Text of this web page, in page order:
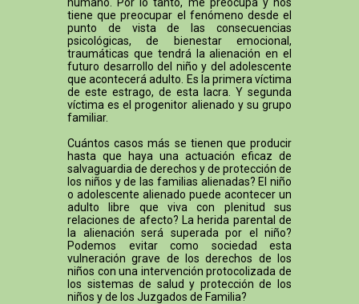
tiene que preocupar el fenómeno desde el
punto de vista de las consecuencias
psicológicas, de bienestar emocional,
traumáticas que tendrá la alienación en el
futuro desarrollo del niño y del adolescente
que acontecerá adulto. Es la primera víctima
de este estrago, de esta lacra. Y segunda
víctima es el progenitor alienado y su grupo
familiar.
Cuántos casos más se tienen que producir
hasta que haya una actuación eficaz de
salvaguardia de derechos y de protección de
los niños y de las familias alienadas? El niño
o adolescente alienado puede acontecer un
adulto libre que viva con plenitud sus
relaciones de afecto? La herida parental de
la alienación será superada por el niño?
Podemos evitar como sociedad esta
vulneración grave de los derechos de los
niños con una intervención protocolizada de
los sistemas de salud y protección de los
niños y de los Juzgados de Familia?